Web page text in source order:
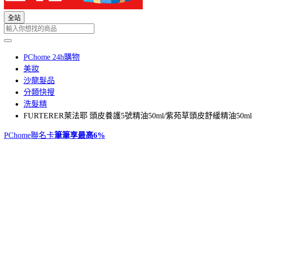
全站
PChome 24h購物
美妝
沙龍髮品
分類快搜
洗髮精
FURTERER萊法耶 頭皮養護5號精油50ml/紫苑草頭皮舒緩精油50ml
PChome聯名卡筆筆享最高6%